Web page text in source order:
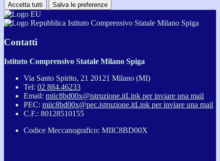
Accetta tutti Salva le preferenze
Istituto Comprensivo Statale Milano Spiga
Contatti
Istituto Comprensivo Statale Milano Spiga
Via Santo Spirito, 21 20121 Milano (MI)
Tel: 02 884.46233
Email: miic8bd00x@istruzione.itLink per inviare una mail
PEC: miic8bd00x@pec.istruzione.itLink per inviare una mail
C.F.: 80128510155
Codice Meccanografico: MIIC8BD00X